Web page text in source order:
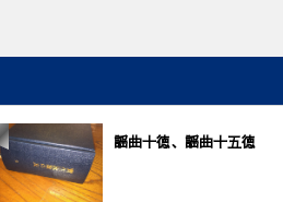
謡曲十徳、謡曲十五徳